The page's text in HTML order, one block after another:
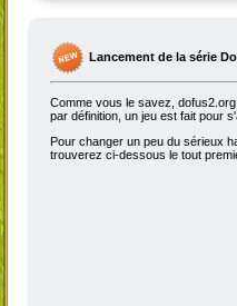
Lancement de la série
Comme vous le savez,
par définition, un jeu est fait pour
Pour changer un peu du sérieux
trouverez ci-dessous le tout